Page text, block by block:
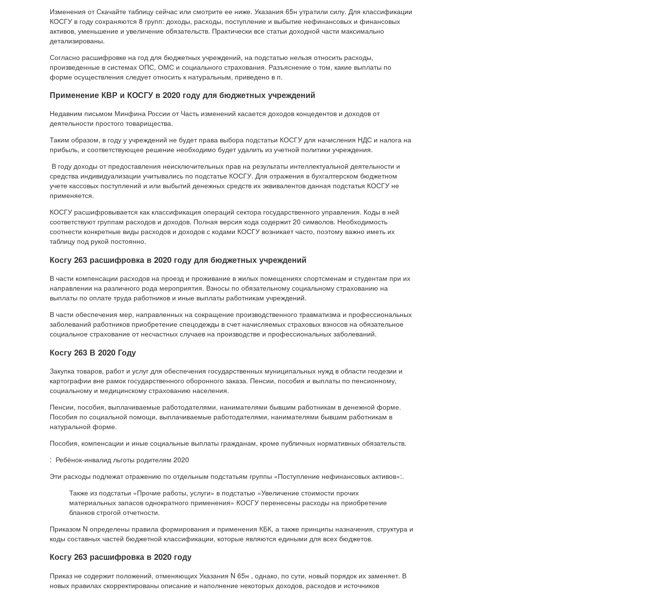
Изменения от Скачайте таблицу сейчас или смотрите ее ниже. Указания 65н утратили силу. Для классификации
КОСГУ в году сохраняются 8 групп: доходы, расходы, поступление и выбытие нефинансовых и финансовых
активов, уменьшение и увеличение обязательств. Практически все статьи доходной части максимально
детализированы.
Согласно расшифровке на год для бюджетных учреждений, на подстатью нельзя относить расходы,
произведенные в системах ОПС, ОМС и социального страхования. Разъяснение о том, какие выплаты по
форме осуществления следует относить к натуральным, приведено в п.
Применение КВР и КОСГУ в 2020 году для бюджетных учреждений
Недавним письмом Минфина России от Часть изменений касается доходов концедентов и доходов от
деятельности простого товарищества.
Таким образом, в году у учреждений не будет права выбора подстатьи КОСГУ для начисления НДС и налога на
прибыль, и соответствующее решение необходимо будет удалить из учетной политики учреждения.
В году доходы от предоставления неисключительных прав на результаты интеллектуальной деятельности и
средства индивидуализации учитывались по подстатье КОСГУ. Для отражения в бухгалтерском бюджетном
учете кассовых поступлений и или выбытий денежных средств их эквивалентов данная подстатья КОСГУ не
применяется.
КОСГУ расшифровывается как классификация операций сектора государственного управления. Коды в ней
соответствуют группам расходов и доходов. Полная версия кода содержит 20 символов. Необходимость
соотнести конкретные виды расходов и доходов с кодами КОСГУ возникает часто, поэтому важно иметь их
таблицу под рукой постоянно.
Косгу 263 расшифровка в 2020 году для бюджетных учреждений
В части компенсации расходов на проезд и проживание в жилых помещениях спортсменам и студентам при их
направлении на различного рода мероприятия. Взносы по обязательному социальному страхованию на
выплаты по оплате труда работников и иные выплаты работникам учреждений.
В части обеспечения мер, направленных на сокращение производственного травматизма и профессиональных
заболеваний работников приобретение спецодежды в счет начисляемых страховых взносов на обязательное
социальное страхование от несчастных случаев на производстве и профессиональных заболеваний.
Косгу 263 В 2020 Году
Закупка товаров, работ и услуг для обеспечения государственных муниципальных нужд в области геодезии и
картографии вне рамок государственного оборонного заказа. Пенсии, пособия и выплаты по пенсионному,
социальному и медицинскому страхованию населения.
Пенсии, пособия, выплачиваемые работодателями, нанимателями бывшим работникам в денежной форме.
Пособия по социальной помощи, выплачиваемые работодателями, нанимателями бывшим работникам в
натуральной форме.
Пособия, компенсации и иные социальные выплаты гражданам, кроме публичных нормативных обязательств.
: Ребёнок-инвалид льготы родителям 2020
Эти расходы подлежат отражению по отдельным подстатьям группы «Поступление нефинансовых активов»:.
Также из подстатьи «Прочие работы, услуги» в подстатью «Увеличение стоимости прочих
материальных запасов однократного применения» КОСГУ перенесены расходы на приобретение
бланков строгой отчетности.
Приказом N определены правила формирования и применения КБК, а также принципы назначения, структура и
коды составных частей бюджетной классификации, которые являются едиными для всех бюджетов.
Косгу 263 расшифровка в 2020 году
Приказ не содержит положений, отменяющих Указания N 65н , однако, по сути, новый порядок их заменяет. В
новых правилах скорректированы описание и наполнение некоторых доходов, расходов и источников